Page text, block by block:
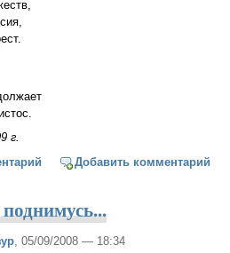
звоны...
Добавить комментарий
, 05/09/2008 — 18:34